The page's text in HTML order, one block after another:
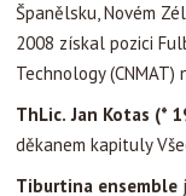
Španělsku, Novém
2008 získal pozici
Technology
ThLic. Jan Kotas (*
děkanem kapituly
Tiburtina ensemble